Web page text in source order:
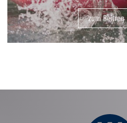
zum Beitrag